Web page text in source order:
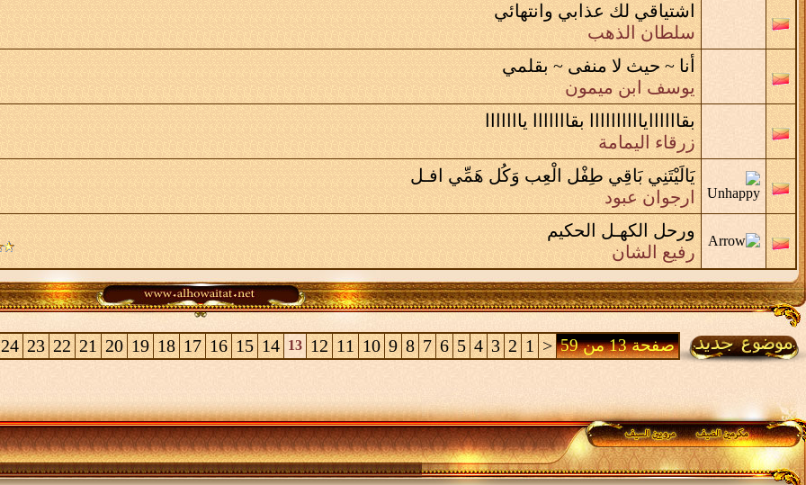
اشتياقي لك عذابي وانتهائي
سلطان الذهب
أنا ~ حيث لا منفى ~ بقلمي
يوسف ابن ميمون
بقااااااياااااااااا بقااااااا يااااااا
زرقاء اليمامة
يَالَيْتَنِي بَاقِي طِفْل الْعِب وَكُل هَمِّي افـل
ارجوان عبود
ورحل الكهـل الحكيم
رفيع الشان
صفحة 13 من 59 <
1
2
3
4
5
6
7
8
9
10
11
12
13
14
15
16
17
18
19
20
21
22
23
24